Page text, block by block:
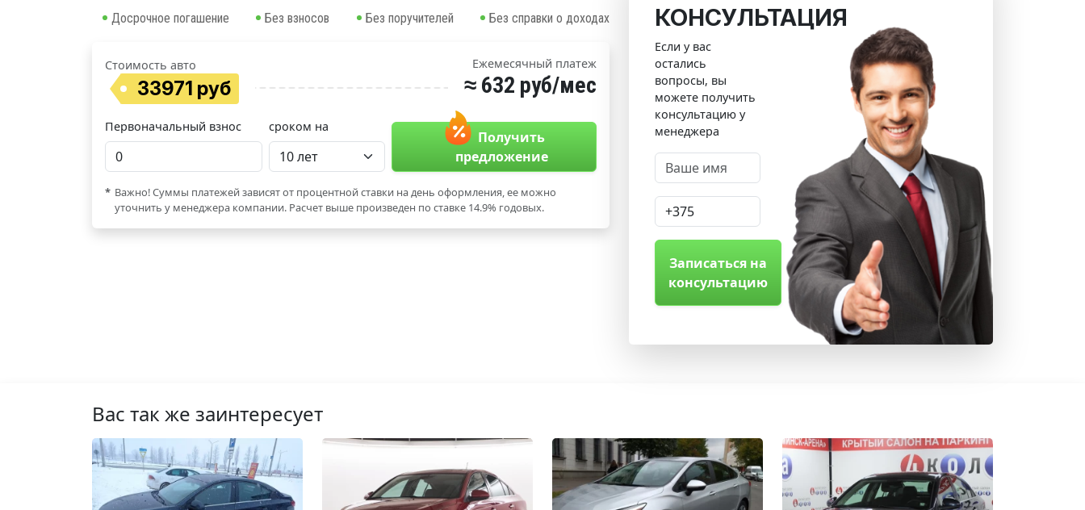
Досрочное погашение Без взносов Без поручителей Без справки о доходах
Стоимость авто
33971 руб
Ежемесячный платеж
≈ 632 руб/мес
Первоначальный взнос сроком на
Получить
предложение
* Важно! Суммы платежей зависят от процентной ставки на день оформления, ее можно
уточнить у менеджера компании. Расчет выше произведен по ставке 14.9% годовых.
КОНСУЛЬТАЦИЯ
Если у вас
остались
вопросы, вы
можете получить
консультацию у
менеджера
Записаться на
консультацию
Вас так же заинтересует